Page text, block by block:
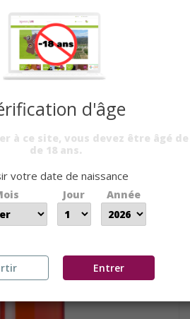
"ANTI SOCIAL" -...
10,00 €PAR 6 BTLLES
d'âge
à ce site, vous devez être âgé
de 18 ans.
votre date de naissance
Jour Année
Entrer